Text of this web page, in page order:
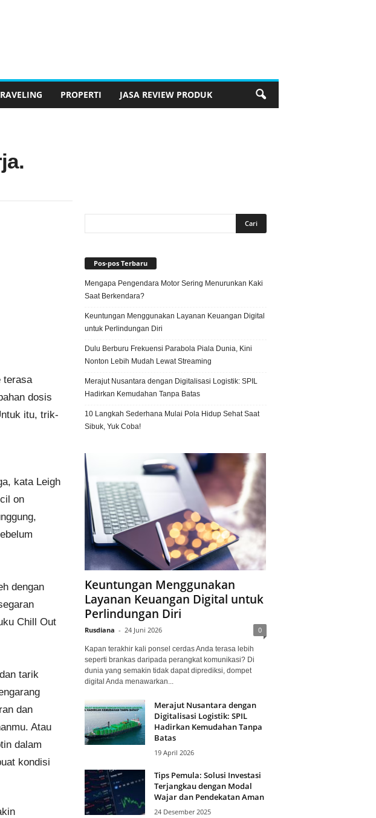
PROPERTI JASA REVIEW PRODUK
terasa
dosis
itu, trik-
kata Leigh
on
dengan
Chill Out
tarik
dan
Atau
dalam
kondisi
Pos-pos Terbaru
Mengapa Pengendara Motor Sering Menurunkan Kaki
Saat Berkendara?
Keuntungan Menggunakan Layanan Keuangan Digital
untuk Perlindungan Diri
Dulu Berburu Frekuensi Parabola Piala Dunia, Kini
Nonton Lebih Mudah Lewat Streaming
Merajut Nusantara dengan Digitalisasi Logistik: SPIL
Hadirkan Kemudahan Tanpa Batas
10 Langkah Sederhana Mulai Pola Hidup Sehat Saat
Sibuk, Yuk Coba!
Keuntungan Menggunakan
Layanan Keuangan Digital untuk
Perlindungan Diri
Rusdiana - 24 Juni 2026 0
Kapan terakhir kali ponsel cerdas Anda terasa lebih
seperti brankas daripada perangkat komunikasi? Di
dunia yang semakin tidak dapat diprediksi, dompet
digital Anda menawarkan...
Merajut Nusantara dengan
Digitalisasi Logistik: SPIL
Hadirkan Kemudahan Tanpa
Batas
19 April 2026
Tips Pemula: Solusi Investasi
Terjangkau dengan Modal
Wajar dan Pendekatan Aman
24 Desember 2025